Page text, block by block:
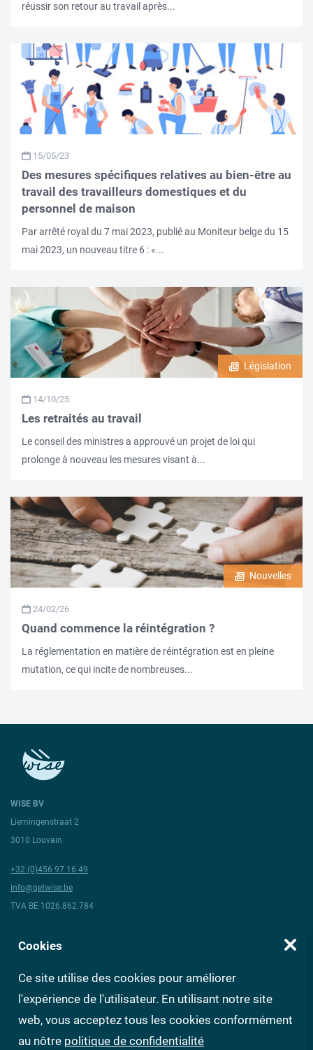
réussir son retour au travail après...
15/05/23
Des mesures spécifiques relatives au bien-être au
travail des travailleurs domestiques et du
personnel de maison
Par arrêté royal du 7 mai 2023, publié au Moniteur belge du 15
mai 2023, un nouveau titre 6 : «...
Législation
14/10/25
Les retraités au travail
Le conseil des ministres a approuvé un projet de loi qui
prolonge à nouveau les mesures visant à...
Nouvelles
24/02/26
Quand commence la réintégration ?
La réglementation en matière de réintégration est en pleine
mutation, ce qui incite de nombreuses...
WISE BV
Liemingenstraat 2
3010 Louvain
+32 (0)456 97 16 49
info@getwise.be
TVA BE 1026.862.784
À propos de Wise Conditions générales Questions aux experts
Contact Privacy Conditions d'utilisation
Cookies
Ce site utilise des cookies pour améliorer
l'expérience de l'utilisateur. En utilisant notre site
web, vous acceptez tous les cookies conformément
au nôtre politique de confidentialité